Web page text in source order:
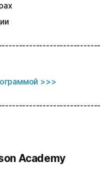
>>>
Academy